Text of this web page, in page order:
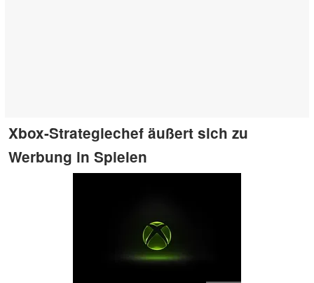
Xbox-Strategiechef äußert sich zu
Werbung in Spielen